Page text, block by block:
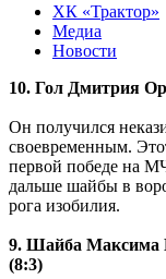
ХК «Трактор»
Медиа
Новости
10. Гол Дмитрия
Он получился
своевременным.
первой победе на
дальше шайбы в
рога изобилия.
9. Шайба Максима
(8:3)